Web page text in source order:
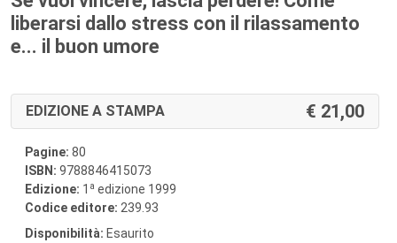
liberarsi dallo stress con il rilassamento
e... il buon umore
EDIZIONE A STAMPA 21,00
Pagine: 80
ISBN: 9788846415073
Edizione: 1 a edizione 1999
Codice editore: 239.93
Disponibilità: Esaurito